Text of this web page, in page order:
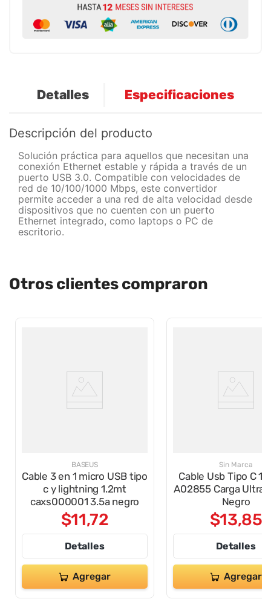
Detalles Especificaciones
Descripción del producto
Solución práctica para aquellos que necesitan una
conexión Ethernet estable y rápida a través de un
puerto USB 3.0. Compatible con velocidades de
red de 10/100/1000 Mbps, este convertidor
permite acceder a una red de alta velocidad desde
dispositivos que no cuenten con un puerto
Ethernet integrado, como laptops o PC de
escritorio.
Otros clientes compraron
BASEUS
Cable 3 en 1 micro USB tipo
c y lightning 1.2mt
caxs000001 3.5a negro
$11,72
Detalles
Agregar
Sin Marca
Cable Usb Tipo C
A02855 Carga Ultra
Negro
$13,85
Detalles
Agregar